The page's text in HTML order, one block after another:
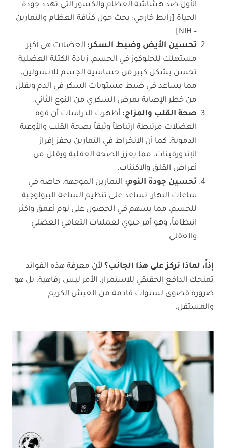
الأول ضد هشاشة العظام والكسور التي تهدد جودة
الحياة [رابط خارجي: بحث حول كثافة العظام والتمارين
– NIH].
تحسين الأيض وضبط السكر: العضلات هي أكبر
مستهلك للجلوكوز في الجسم. زيادة الكتلة العضلية
تحسن بشكل كبير من حساسية الجسم للإنسولين،
مما يساعد في ضبط مستويات السكر في الدم ويقلل
من خطر الإصابة بمرض السكري من النوع الثاني.
صحة القلب والمزاج: أظهرت الدراسات أن قوة
العضلات مرتبطة ارتباطاً وثيقاً بصحة القلب والأوعية
الدموية. كما أن الانخراط في التمارين يحفز إفراز
الإندورفينات، مما يعزز الصحة العقلية ويقلل من
أعراض القلق والاكتئاب.
تحسين جودة النوم: التمارين الموجهة، خاصة في
ساعات النهار، تساعد على تنظيم الساعة البيولوجية
للجسم، مما يسهم في الحصول على نوم أعمق وأكثر
انتظاماً، وهو أمر حيوي لعمليات التعافي العضلي
والعقلي.
إذاً، لماذا نركز على هذا الجانب؟ لأن معرفة هذه الفوائد
تمنحك الدافع الحقيقي للاستمرار. الأمر ليس رفاهية، بل هو
ضرورة قصوى لسنوات قادمة من العيش الكريم
والمستقل.